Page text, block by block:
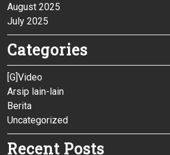
August 2025
July 2025
Categories
[G]Video
Arsip lain-lain
Berita
Uncategorized
Recent Posts